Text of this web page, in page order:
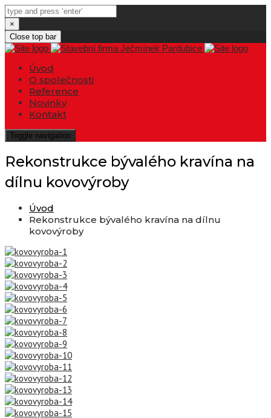
×
Close top bar
Úvod
O společnosti
Reference
Novinky
Kontakt
Toggle navigation
Rekonstrukce bývalého kravína na
dílnu kovovýroby
Úvod
Rekonstrukce bývalého kravína na dílnu
kovovýroby